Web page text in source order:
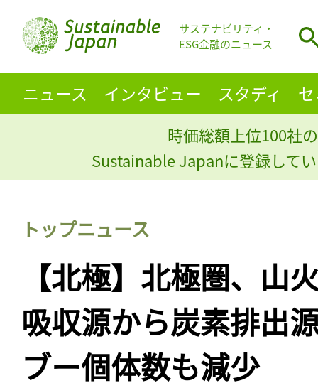
サステナビリティ・
ESG金融のニュース
ニュース インタビュー スタディ
時価総額上位100社
Sustainable Japanに登録して
トップニュース
【北極】北極圏、山
吸収源から炭素排出
ブー個体数も減少